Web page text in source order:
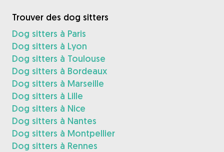
Trouver des dog sitters
Dog sitters à Paris
Dog sitters à Lyon
Dog sitters à Toulouse
Dog sitters à Bordeaux
Dog sitters à Marseille
Dog sitters à Lille
Dog sitters à Nice
Dog sitters à Nantes
Dog sitters à Montpellier
Dog sitters à Rennes